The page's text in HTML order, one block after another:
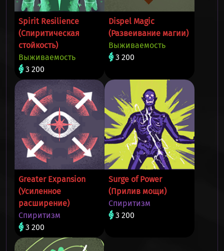
Spirit Resilience
(Спиритическая
стойкость)
Выживаемость
3 200
Dispel Magic
(Развеивание магии)
Выживаемость
3 200
Greater Expansion
(Усиленное
расширение)
Спиритизм
3 200
Surge of Power
(Прилив мощи)
Спиритизм
3 200